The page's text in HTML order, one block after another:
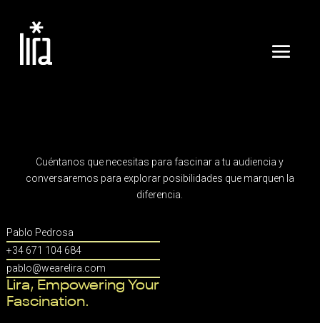
Cuéntanos que necesitas para fascinar a tu audiencia y
conversaremos para explorar posibilidades que marquen la
diferencia.
Pablo Pedrosa
+34 671 104 684
pablo@wearelira.com
Lira, Empowering Your
Fascination.